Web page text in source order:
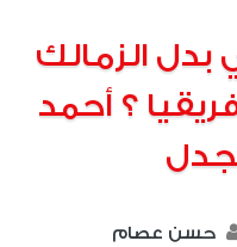
بدل الزمالك
؟ أحمد
حسن عصام